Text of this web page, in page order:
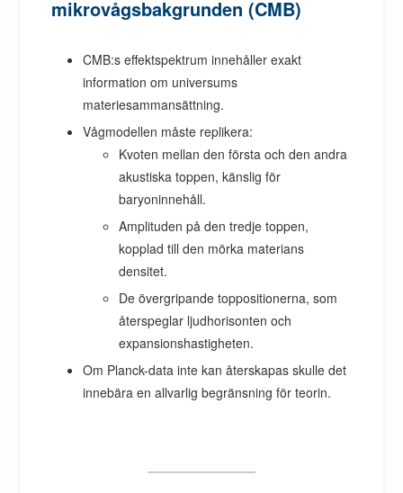
mikrovågsbakgrunden (CMB)
CMB:s effektspektrum innehåller exakt
information om universums
materiesammansättning.
Vågmodellen måste replikera:
Kvoten mellan den första och den andra
akustiska toppen, känslig för
baryoninnehåll.
Amplituden på den tredje toppen,
kopplad till den mörka materians
densitet.
De övergripande toppositionerna, som
återspeglar ljudhorisonten och
expansionshastigheten.
Om Planck-data inte kan återskapas skulle det
innebära en allvarlig begränsning för teorin.